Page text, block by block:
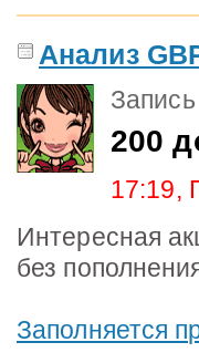
Анализ
200
17:19,
Интересная
без
Заполняется